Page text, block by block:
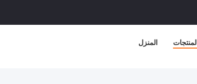
المنزل المنتجات